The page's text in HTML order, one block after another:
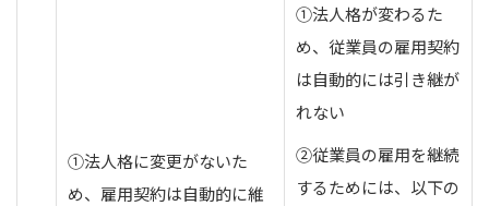
①法人格に変更がないた
め、雇用契約は自動的に維
①法人格が変わるた
め、従業員の雇用契約
は自動的には引き継が
れない
②従業員の雇用を継続
するためには、以下の